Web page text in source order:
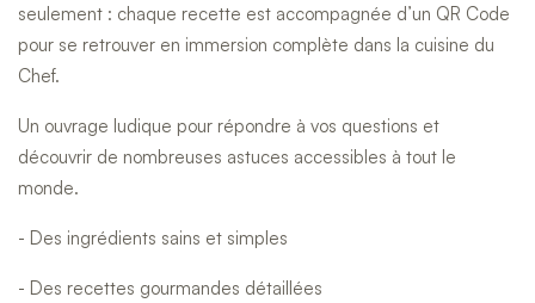
seulement : chaque recette est accompagnée d’un QR Code
pour se retrouver en immersion complète dans la cuisine du
Chef.
Un ouvrage ludique pour répondre à vos questions et
découvrir de nombreuses astuces accessibles à tout le
monde.
- Des ingrédients sains et simples
- Des recettes gourmandes détaillées